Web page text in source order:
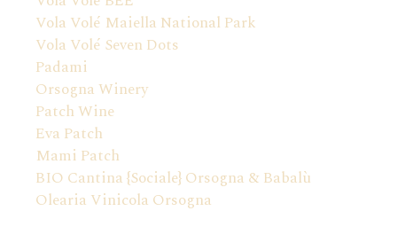
Vola Volé Maiella National Park
Vola Volé Seven Dots
Padami
Orsogna Winery
Patch Wine
Eva Patch
Mami Patch
BIO Cantina {Sociale} Orsogna & Babalù
Olearia Vinicola Orsogna